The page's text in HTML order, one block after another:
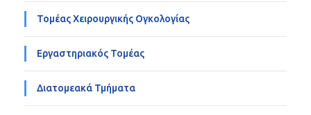
Τομέας Χειρουργικής Ογκολογίας
Εργαστηριακός Τομέας
Διατομεακά Τμήματα